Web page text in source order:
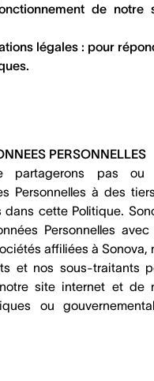
de notre
légales : pour
PERSONNELLES
partagerons pas ou
Personnelles à des
dans cette Politique.
Personnelles avec
affiliées à Sonova,
et nos sous-traitants
site internet et de
ou